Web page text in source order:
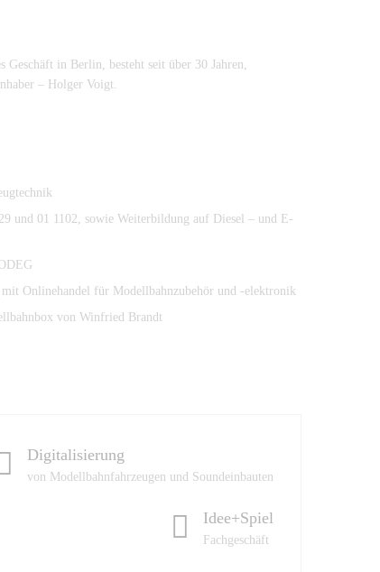
Geschäft in Berlin, besteht seit über 30 Jahren,
– Holger Voigt.
und 01 1102, sowie Weiterbildung auf Diesel – und E-
Onlinehandel für Modellbahnzubehör und -elektronik
von Winfried Brandt
Digitalisierung
von Modellbahnfahrzeugen und Soundeinbauten
Idee+Spiel
Fachgeschäft